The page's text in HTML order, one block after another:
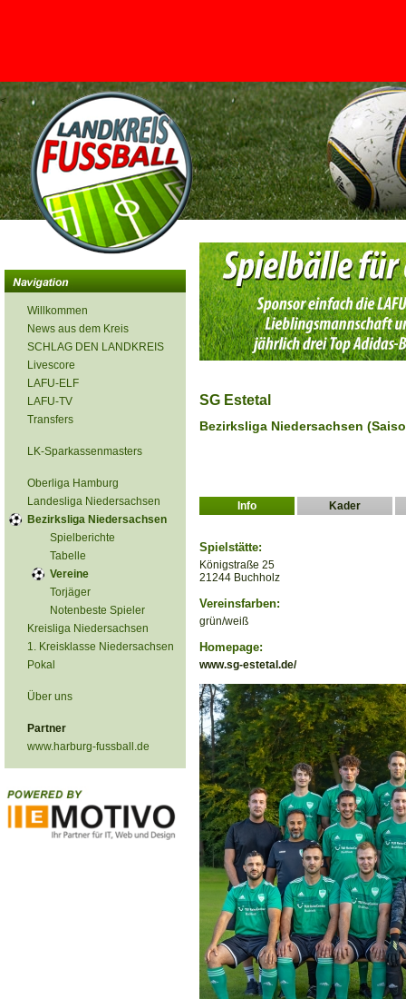
<
Willkommen
News aus dem Kreis
SCHLAG DEN LANDKREIS
Livescore
LAFU-ELF
LAFU-TV
Transfers
LK-Sparkassenmasters
Oberliga Hamburg
Landesliga Niedersachsen
Bezirksliga Niedersachsen
Spielberichte
Tabelle
Vereine
Torjäger
Notenbeste Spieler
Kreisliga Niedersachsen
1. Kreisklasse Niedersachsen
Pokal
Über uns
Partner
www.harburg-fussball.de
SG Estetal
Bezirksliga Niedersachsen
Info Kader
Spielstätte:
Königstraße 25
21244 Buchholz
Vereinsfarben:
grün/weiß
Homepage:
www.sg-estetal.de/